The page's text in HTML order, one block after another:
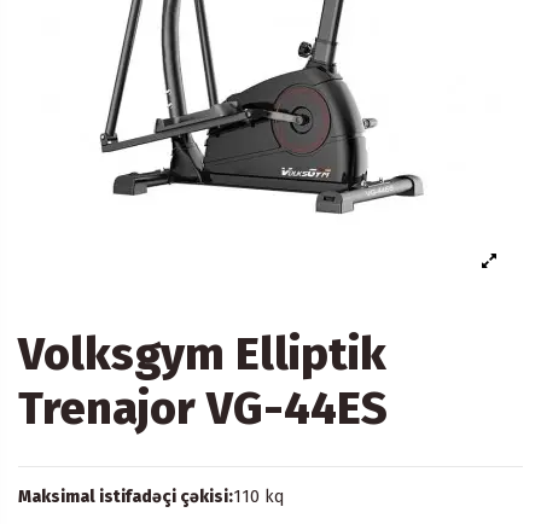
Volksgym Elliptik
Trenajor VG-44ES
Maksimal istifadəçi çəkisi:110 kq